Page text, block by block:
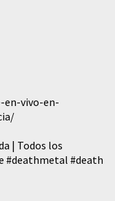
vivo-en-
| Todos los
#deathmetal #death